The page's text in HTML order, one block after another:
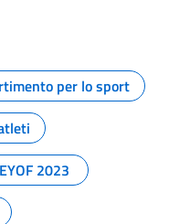
per lo sport
EYOF 2023